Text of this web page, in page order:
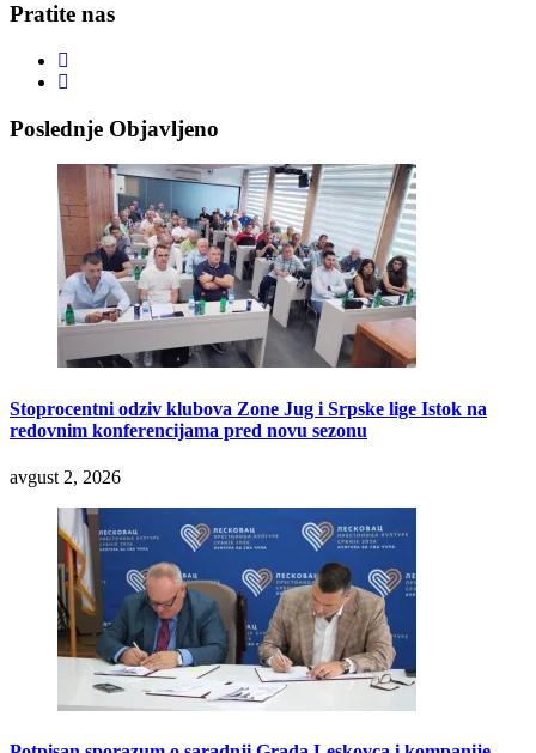
Pratite nas
Poslednje Objavljeno
Stoprocentni odziv klubova Zone Jug i Srpske lige Istok na
redovnim konferencijama pred novu sezonu
avgust 2, 2026